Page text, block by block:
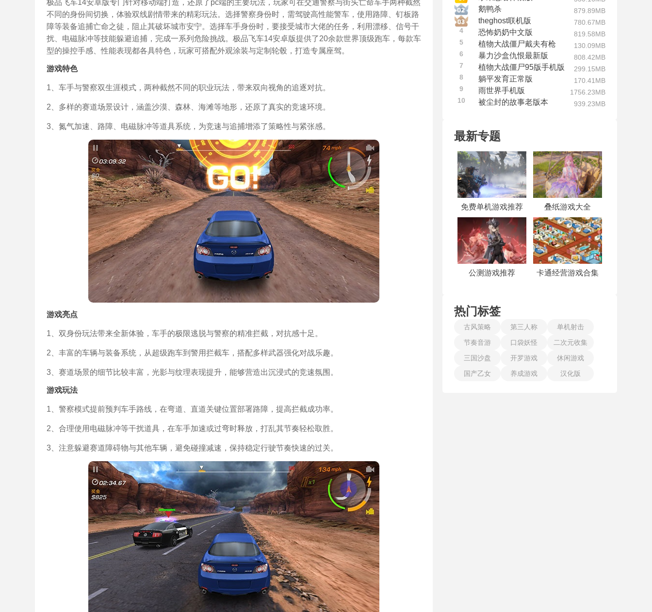
极品飞车14安卓版专门针对移动端打造，还原了pc端的主要玩法，玩家可在交通警察与街头亡命车手两种截然
不同的身份间切换，体验双线剧情带来的精彩玩法。选择警察身份时，需驾驶高性能警车，使用路障、钉板路
障等装备追捕亡命之徒，阻止其破坏城市安宁。选择车手身份时，要接受城市大佬的任务，利用漂移、信号干
扰、电磁脉冲等技能躲避追捕，完成一系列危险挑战。极品飞车14安卓版提供了20余款世界顶级跑车，每款车
型的操控手感、性能表现都各具特色，玩家可搭配外观涂装与定制轮毂，打造专属座驾。
游戏特色
1、车手与警察双生涯模式，两种截然不同的职业玩法，带来双向视角的追逐对抗。
2、多样的赛道场景设计，涵盖沙漠、森林、海滩等地形，还原了真实的竞速环境。
3、氮气加速、路障、电磁脉冲等道具系统，为竞速与追捕增添了策略性与紧张感。
游戏亮点
1、双身份玩法带来全新体验，车手的极限逃脱与警察的精准拦截，对抗感十足。
2、丰富的车辆与装备系统，从超级跑车到警用拦截车，搭配多样武器强化对战乐趣。
3、赛道场景的细节比较丰富，光影与纹理表现提升，能够营造出沉浸式的竞速氛围。
游戏玩法
1、警察模式提前预判车手路线，在弯道、直道关键位置部署路障，提高拦截成功率。
2、合理使用电磁脉冲等干扰道具，在车手加速或过弯时释放，打乱其节奏轻松取胜。
3、注意躲避赛道障碍物与其他车辆，避免碰撞减速，保持稳定行驶节奏快速的过关。
鹅鸭杀 879.89MB
theghost联机版
780.67MB
4
恐怖奶奶中文版
819.58MB
5
植物大战僵尸戴夫有枪
130.09MB
6
暴力沙盒仇恨最新版
808.42MB
7
植物大战僵尸95版手机版
299.15MB
8
躺平发育正常版
170.41MB
9
雨世界手机版
1756.23MB
10
被尘封的故事老版本 939.23MB
最新专题
免费单机游戏推荐 叠纸游戏大全
公测游戏推荐 卡通经营游戏合集
热门标签
古风策略 第三人称
单机射击
节奏音游
口袋妖怪
二次元收集
三国沙盘
开罗游戏
休闲游戏
国产乙女
养成游戏 汉化版